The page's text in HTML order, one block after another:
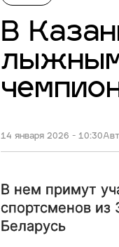
В
лыжным
14 января 2026 - 10:30
В нем примут
спортсменов из
Беларусь